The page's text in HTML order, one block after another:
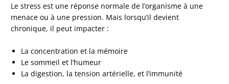
Le stress est une réponse normale de l’organisme à une
menace ou à une pression. Mais lorsqu’il devient
chronique, il peut impacter :
La concentration et la mémoire
Le sommeil et l’humeur
La digestion, la tension artérielle, et l’immunité